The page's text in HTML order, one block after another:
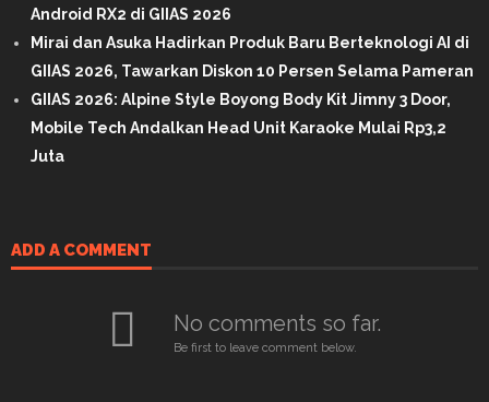
Android RX2 di GIIAS 2026
Mirai dan Asuka Hadirkan Produk Baru Berteknologi AI di
GIIAS 2026, Tawarkan Diskon 10 Persen Selama Pameran
GIIAS 2026: Alpine Style Boyong Body Kit Jimny 3 Door,
Mobile Tech Andalkan Head Unit Karaoke Mulai Rp3,2
Juta
ADD A COMMENT
No comments so far.
Be first to leave comment below.